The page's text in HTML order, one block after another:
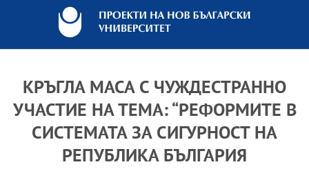
КРЪГЛА МАСА С ЧУЖДЕСТРАННО
УЧАСТИЕ НА ТЕМА: “РЕФОРМИТЕ В
СИСТЕМАТА ЗА СИГУРНОСТ НА
РЕПУБЛИКА БЪЛГАРИЯ